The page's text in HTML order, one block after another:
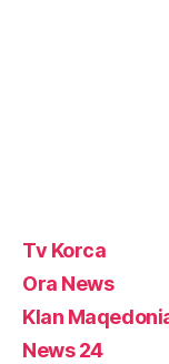
Tv Korca
Ora News
Klan
News 24